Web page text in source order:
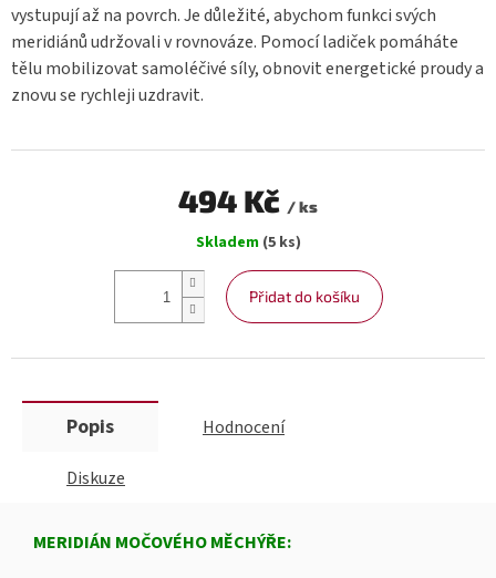
vystupují až na povrch. Je důležité, abychom funkci svých
meridiánů udržovali v rovnováze. Pomocí ladiček pomáháte
tělu mobilizovat samoléčivé síly, obnovit energetické proudy a
znovu se rychleji uzdravit.
494 Kč / ks
cena:
Skladem (5 ks)
Přidat do košíku
Popis Hodnocení
Diskuze
MERIDIÁN MOČOVÉHO MĚCHÝŘE: